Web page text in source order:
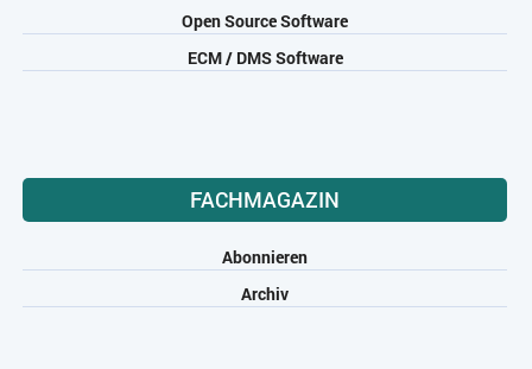
Open Source Software
ECM / DMS Software
FACHMAGAZIN
Abonnieren
Archiv